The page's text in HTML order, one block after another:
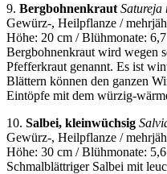
9. Bergbohnenkraut Satureja
Gewürz-, Heilpflanze /
Höhe: 20 cm / Blühmonate:
Bergbohnenkraut wird wegen
Pfefferkraut genannt. Es ist
Blättern können den ganzen
Eintöpfe mit dem würzig-
10. Salbei, kleinwüchsig
Gewürz-, Heilpflanze /
Höhe: 30 cm / Blühmonate:
Schmalblättriger Salbei mit